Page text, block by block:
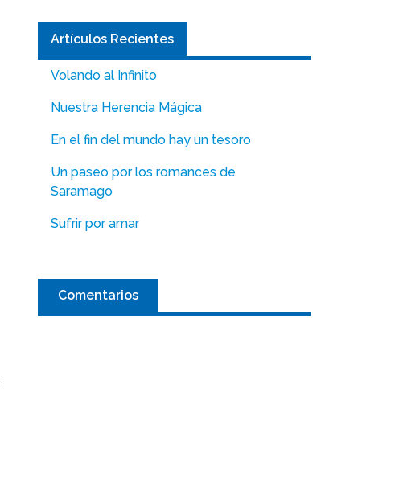
Artículos Recientes
Volando al Infinito
Nuestra Herencia Mágica
En el fin del mundo hay un tesoro
Un paseo por los romances de
Saramago
Sufrir por amar
Comentarios